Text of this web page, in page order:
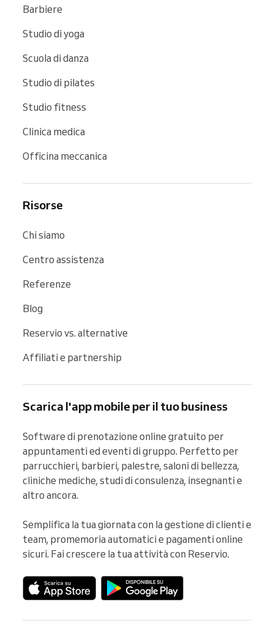
Barbiere
Studio di yoga
Scuola di danza
Studio di pilates
Studio fitness
Clinica medica
Officina meccanica
Risorse
Chi siamo
Centro assistenza
Referenze
Blog
Reservio vs. alternative
Affiliati e partnership
Scarica l'app mobile per il tuo business
Software di prenotazione online gratuito per
appuntamenti ed eventi di gruppo. Perfetto per
parrucchieri, barbieri, palestre, saloni di bellezza,
cliniche mediche, studi di consulenza, insegnanti e
altro ancora.
Semplifica la tua giornata con la gestione di clienti e
team, promemoria automatici e pagamenti online
sicuri. Fai crescere la tua attività con Reservio.